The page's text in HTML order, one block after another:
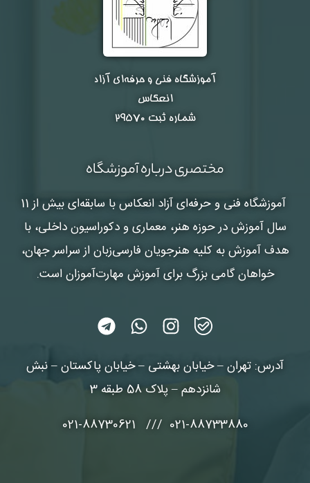
آموزشگاه فنی و حرفه‌ای آزاد
انعکاس
شماره ثبت ۲۹۵۷۰
مختصری درباره آموزشگاه
آموزشگاه فنی و حرفه‌ای آزاد انعکاس
با سابقه‌ای بیش از 11
سال آموزش در حوزه هنر، معماری و دکوراسیون داخلی، با
هدف آموزش به کلیه هنرجویان فارسی‌زبان از سراسر جهان،
خواهان گامی بزرگ برای آموزش مهارت‌آموزان است.
آدرس: تهران – خیابان بهشتی – خیابان پاکستان – نبش
شانزدهم – پلاک 58 طبقه 3
021-88733880 /// 021-88730621